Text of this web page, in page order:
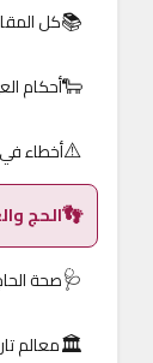
📚كل
🐑أحكام
⚠️أخطاء
👣الحج
🩺صحة
🏛️معالم